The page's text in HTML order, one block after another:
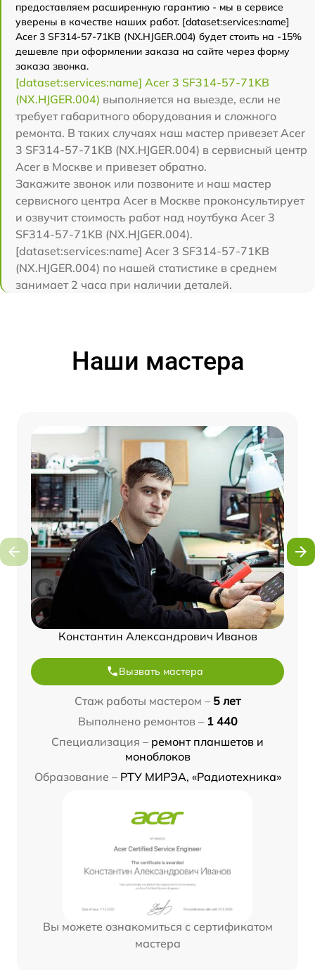
предоставляем расширенную гарантию - мы в сервисе
уверены в качестве наших работ. [dataset:services:name]
Acer 3 SF314-57-71KB (NX.HJGER.004) будет стоить на -15%
дешевле при оформлении заказа на сайте через форму
заказа звонка.
[dataset:services:name] Acer 3 SF314-57-71KB
(NX.HJGER.004) выполняется на выезде, если не
требует габаритного оборудования и сложного
ремонта. В таких случаях наш мастер привезет Acer
3 SF314-57-71KB (NX.HJGER.004) в сервисный центр
Acer в Москве и привезет обратно.
Закажите звонок или позвоните и наш мастер
сервисного центра Acer в Москве проконсультирует
и озвучит стоимость работ над ноутбука Acer 3
SF314-57-71KB (NX.HJGER.004).
[dataset:services:name] Acer 3 SF314-57-71KB
(NX.HJGER.004) по нашей статистике в среднем
занимает 2 часа при наличии деталей.
Наши мастера
Константин Александрович Иванов
Вызвать мастера
Стаж работы мастером – 5 лет
Выполнено ремонтов – 1 440
Специализация – ремонт планшетов и
моноблоков
Образование – РТУ МИРЭА, «Радиотехника»
Вы можете ознакомиться с сертификатом
мастера